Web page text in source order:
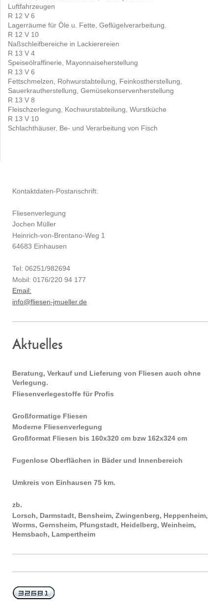
Luftfahrzeugen
R 12 V 6
Lagerräume für Öle u. Fette, Geflügelverarbeitung.
R 12 V 10
Naßschleifbereiche in Lackierereien
R 13 V 4
Speiseölraffinerie, Mayonnaiseherstellung
R 13 V 6
Fettschmelzen, Rohwurstabteilung, Feinkostherstellung,
Sauerkrautherstellung, Gemüsekonservenherstellung
R 13 V 8
Fleischzerlegung, Kochwurstabteilung, Wurstküche
R 13 V 10
Schlachthäuser, Be- und Verarbeitung von Fisch
Kontaktdaten-Postanschrift:
Fliesenverlegung
Jochen Müller
Heinrich-von-Brentano-Weg 1
64683 Einhausen
Tel: 06251/982694
Mobil: 0176/220 94 177
Email:
info@fliesen-jmueller.de
Aktuelles
Beratung, Verkauf und Lieferung von Fliesen auch ohne
Verlegung.
Fliesenverlegestoffe für Profis
Großformatige Fliesen
Moderne Fliesenverlegung
Großformat Fliesen bis 160x320 cm bzw 162x324 cm
Fugenlose Oberflächen in Bäder und Innenbereich
Umkreis von Einhausen 75 km.
zb.
Lorsch, Darmstadt, Bensheim, Zwingenberg, Heppenheim,
Worms, Gernsheim, Pfungstadt, Heidelberg, Weinheim,
Hemsbach, Lampertheim